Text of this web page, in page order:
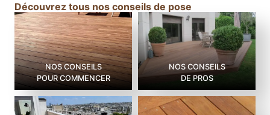
Découvrez tous nos conseils de pose
NOS CONSEILS
POUR COMMENCER
NOS CONSEILS
DE PROS